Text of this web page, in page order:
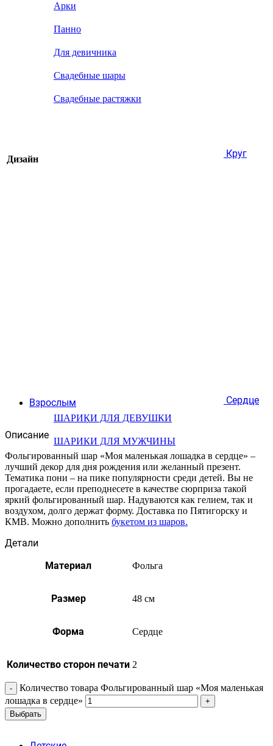
Арки
Панно
Для девичника
Свадебные шары
Свадебные растяжки
Взрослым
ШАРИКИ ДЛЯ ДЕВУШКИ
ШАРИКИ ДЛЯ МУЖЧИНЫ
Дизайн Круг
Сердце
Описание
Фольгированный шар «Моя маленькая лошадка в сердце» –
лучший декор для дня рождения или желанный презент.
Тематика пони – на пике популярности среди детей. Вы не
прогадаете, если преподнесете в качестве сюрприза такой
яркий фольгированный шар. Надуваются как гелием, так и
воздухом, долго держат форму. Доставка по Пятигорску и
КМВ. Можно дополнить букетом из шаров.
Детали
Материал
Фольга
Размер 48 см
Форма Сердце
Количество сторон печати 2
Количество товара Фольгированный шар «Моя маленькая
лошадка в сердце»
Выбрать